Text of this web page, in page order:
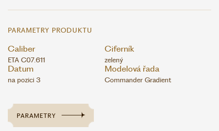
PARAMETRY PRODUKTU
Caliber
ETA C07.611
Ciferník
zelený
Datum
na pozici 3
Modelová řada
Commander Gradient
PARAMETRY